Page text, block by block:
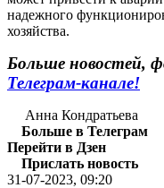
надежного
хозяйства.
Больше новостей,
Телеграм-канале!
Анна Кондратьева
Больше в Телеграм
Перейти в Дзен
Прислать новость
31-07-2023, 09:20